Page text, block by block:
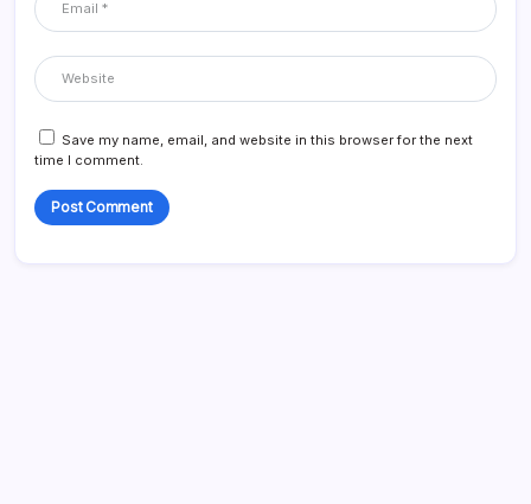
Save my name, email, and website in this browser for the next
time I comment.